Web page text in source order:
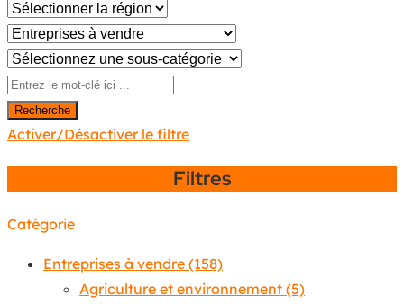
Recherche
Activer/Désactiver le filtre
Filtres
Catégorie
Entreprises à vendre (158)
Agriculture et environnement (5)